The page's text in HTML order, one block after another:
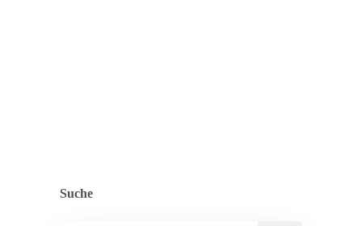
Suche